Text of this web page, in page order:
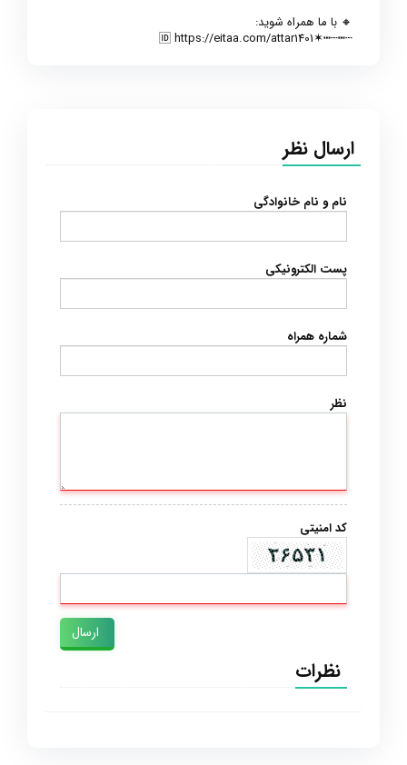
🔸 با ما همراه شوید:
┄┅┄┅✶🆔 https://eitaa.com/attar1401
ارسال نظر
نام و نام خانوادگی
پست الکترونیکی
شماره همراه
نظر
کد امنیتی
ارسال
نظرات